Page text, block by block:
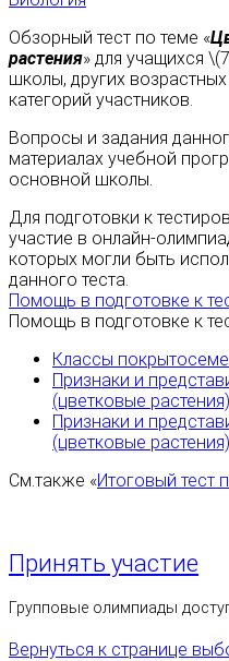
Обзорный тест по теме «
растения» для учащихся
школы, других
категорий участников.
Вопросы и задания
материалах учебной
основной школы.
Для подготовки к
участие в онлайн-
которых могли быть
данного теста.
Помощь в подготовке к
Помощь в подготовке к
Классы
Признаки и
(цветковые растения)
Признаки и
(цветковые растения)
См.также «Итоговый тест
Принять участие
Групповые олимпиады
Вернуться к странице